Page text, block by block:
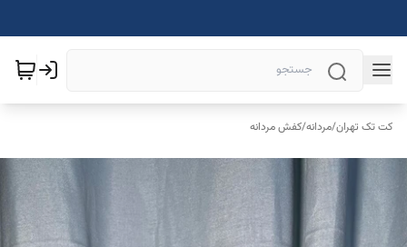
کت تک تهران/مردانه/کفش مردانه